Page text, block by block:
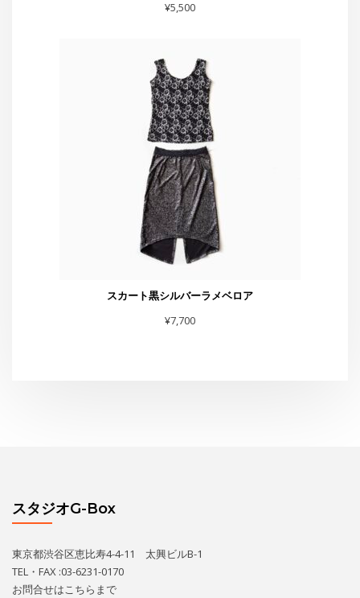
¥5,500
スカート黒シルバーラメベロア
¥7,700
スタジオG-Box
東京都渋谷区恵比寿4-4-11 太興ビルB-1
TEL・FAX :03-6231-0170
お問合せはこちら まで